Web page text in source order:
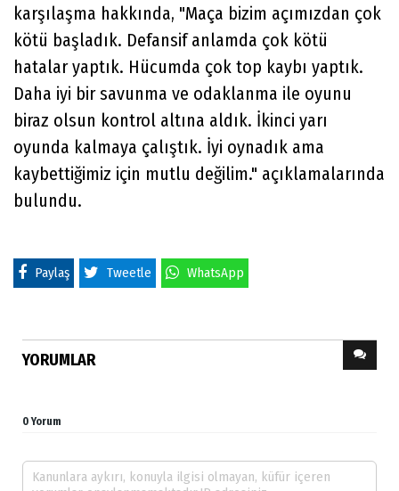
karşılaşma hakkında, "Maça bizim açımızdan çok
kötü başladık. Defansif anlamda çok kötü
hatalar yaptık. Hücumda çok top kaybı yaptık.
Daha iyi bir savunma ve odaklanma ile oyunu
biraz olsun kontrol altına aldık. İkinci yarı
oyunda kalmaya çalıştık. İyi oynadık ama
kaybettiğimiz için mutlu değilim." açıklamalarında
bulundu.
Paylaş Tweetle WhatsApp
YORUMLAR
0 Yorum